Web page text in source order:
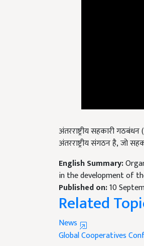
अंतरराष्ट्रीय सहकारी
अंतरराष्ट्रीय संगठन है, जो
English Summary:
in the development of
Published on:10
Related
News
Global Cooperatives